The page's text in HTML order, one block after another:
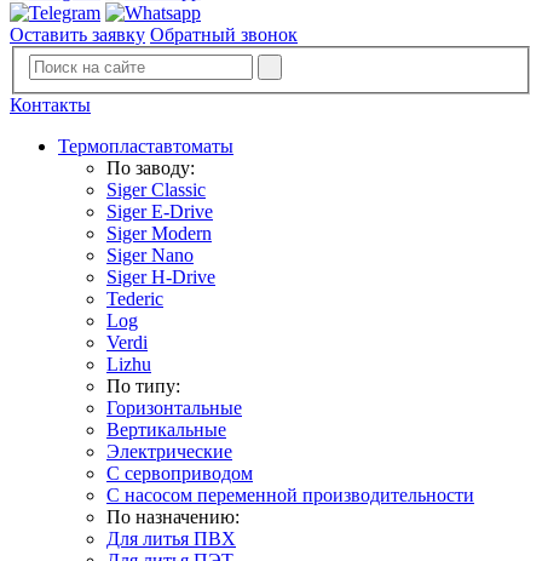
Оставить заявку Обратный звонок
Контакты
Термопластавтоматы
По заводу:
Siger Classic
Siger E-Drive
Siger Modern
Siger Nano
Siger H-Drive
Tederic
Log
Verdi
Lizhu
По типу:
Горизонтальные
Вертикальные
Электрические
С сервоприводом
С насосом переменной производительности
По назначению:
Для литья ПВХ